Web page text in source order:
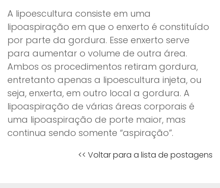
A lipoescultura consiste em uma
lipoaspiração em que o enxerto é constituído
por parte da gordura. Esse enxerto serve
para aumentar o volume de outra área.
Ambos os procedimentos retiram gordura,
entretanto apenas a lipoescultura injeta, ou
seja, enxerta, em outro local a gordura. A
lipoaspiração de várias áreas corporais é
uma lipoaspiração de porte maior, mas
continua sendo somente “aspiração”.
<< Voltar para a lista de postagens